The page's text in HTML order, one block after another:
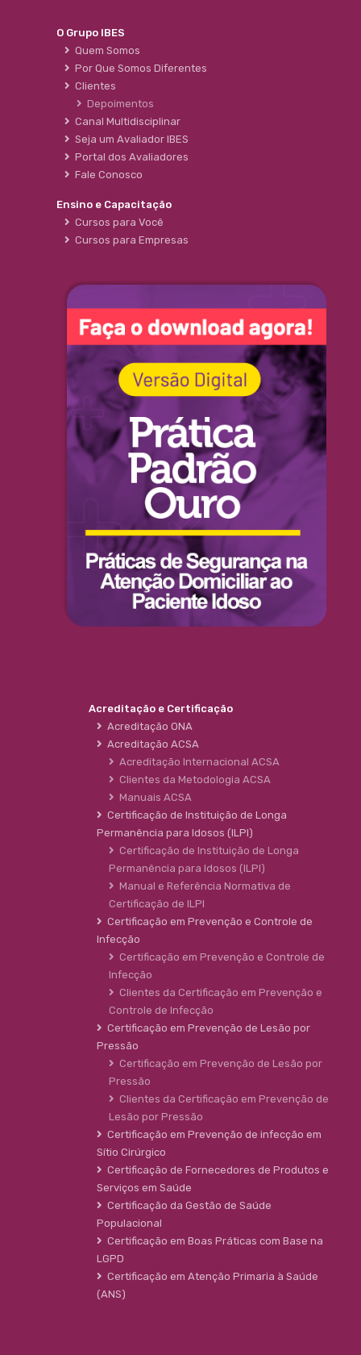
O Grupo IBES
Quem Somos
Por Que Somos Diferentes
Clientes
Depoimentos
Canal Multidisciplinar
Seja um Avaliador IBES
Portal dos Avaliadores
Fale Conosco
Ensino e Capacitação
Cursos para Você
Cursos para Empresas
Acreditação e Certificação
Acreditação ONA
Acreditação ACSA
Acreditação Internacional ACSA
Clientes da Metodologia ACSA
Manuais ACSA
Certificação de Instituição de Longa
Permanência para Idosos (ILPI)
Certificação de Instituição de Longa
Permanência para Idosos (ILPI)
Manual e Referência Normativa de
Certificação de ILPI
Certificação em Prevenção e Controle de
Infecção
Certificação em Prevenção e Controle de
Infecção
Clientes da Certificação em Prevenção e
Controle de Infecção
Certificação em Prevenção de Lesão por
Pressão
Certificação em Prevenção de Lesão por
Pressão
Clientes da Certificação em Prevenção de
Lesão por Pressão
Certificação em Prevenção de infecção em
Sítio Cirúrgico
Certificação de Fornecedores de Produtos e
Serviços em Saúde
Certificação da Gestão de Saúde
Populacional
Certificação em Boas Práticas com Base na
LGPD
Certificação em Atenção Primaria à Saúde
(ANS)